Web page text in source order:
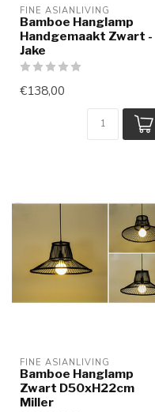
FINE ASIANLIVING
Bamboe Hanglamp
Handgemaakt Zwart -
Jake
€138,00
FINE ASIANLIVING
Bamboe Hanglamp
Zwart D50xH22cm
Miller